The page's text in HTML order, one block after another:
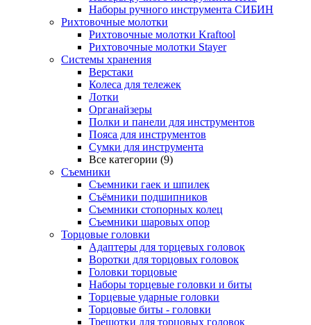
Наборы ручного инструмента СИБИН
Рихтовочные молотки
Рихтовочные молотки Kraftool
Рихтовочные молотки Stayer
Системы хранения
Верстаки
Колеса для тележек
Лотки
Органайзеры
Полки и панели для инструментов
Пояса для инструментов
Сумки для инструмента
Все категории (9)
Съемники
Съемники гаек и шпилек
Съёмники подшипников
Съемники стопорных колец
Съемники шаровых опор
Торцовые головки
Адаптеры для торцевых головок
Воротки для торцовых головок
Головки торцовые
Наборы торцевые головки и биты
Торцевые ударные головки
Торцовые биты - головки
Трещотки для торцовых головок